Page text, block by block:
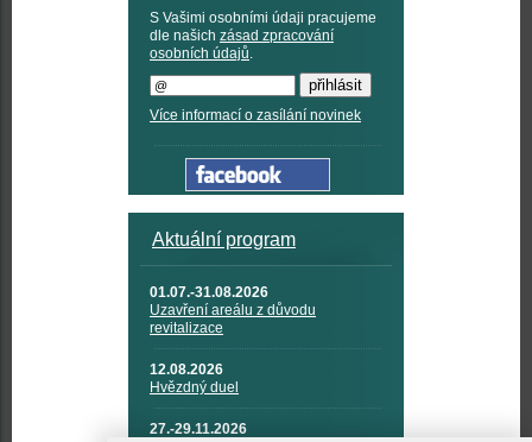
S Vašimi osobními údaji pracujeme
dle našich zásad zpracování
osobních údajů.
Více informací o zasílání novinek
Aktuální program
01.07.-31.08.2026
Uzavření areálu z důvodu
revitalizace
12.08.2026
Hvězdný duel
27.-29.11.2026